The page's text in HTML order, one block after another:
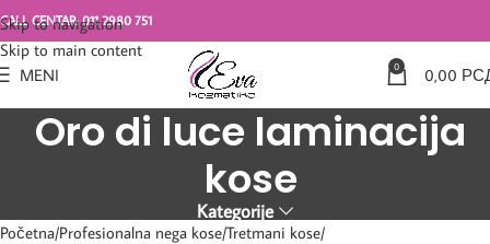
Skip to navigation
Skip to main content
CALL CENTAR: 011 2980 751
MENI 0 0,00
Oro di luce laminacija
kose
Kategorije
Početna Profesionalna nega kose Tretmani kose